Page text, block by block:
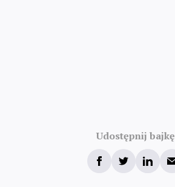
Udostępnij bajkę